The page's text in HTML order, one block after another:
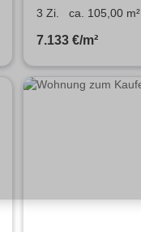
m²
3 Zi. ca. 105,00 m²
7.133 €/m²